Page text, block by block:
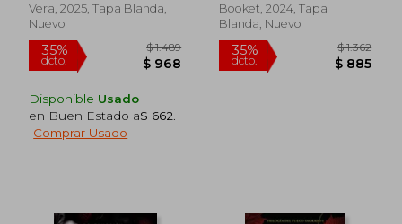
Vera, 2025, Tapa Blanda,
Nuevo
Disponible Usado
en Buen Estado a$ 662
Comprar Usado
Booket, 2024, Tapa
Blanda, Nuevo